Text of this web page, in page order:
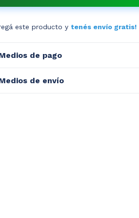
este producto y tenés envío gratis!
de pago
de envío